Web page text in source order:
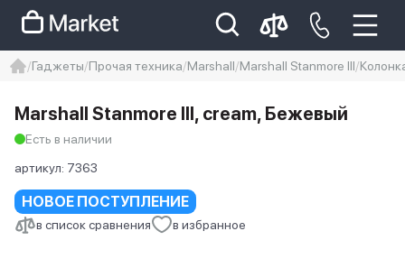
Iphone 14 pro max
айфон 14
Гаджеты Прочая техника Marshall Marshall Stanmore III
НОВОЕ ПОСТУПЛЕНИЕ
в список сравнения в избранное
Marshall Stanmore III, сream, Бежевый
Есть в наличии
артикул: 7363